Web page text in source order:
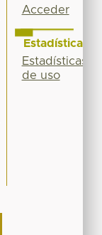
Acceder
Estadísticas
Estadísticas
de uso